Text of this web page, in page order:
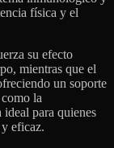
física y el
su efecto
mientras que el
un soporte
la
para quienes
eficaz.